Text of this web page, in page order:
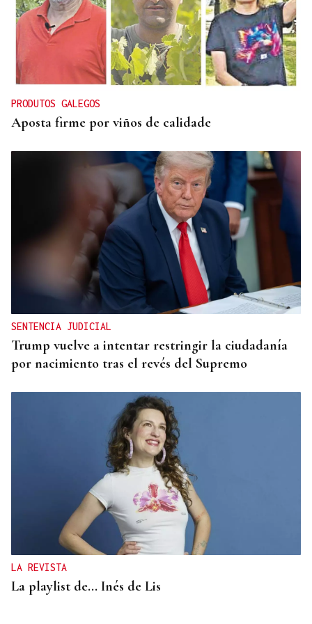
CONATO EXTINGUIDO
Vídeo | Se desata un incendio forestal en una
cantera de Untes
PRODUTOS GALEGOS
Aposta firme por viños de calidade
SENTENCIA JUDICIAL
Trump vuelve a intentar restringir la ciudadanía
por nacimiento tras el revés del Supremo
LA REVISTA
La playlist de... Inés de Lis